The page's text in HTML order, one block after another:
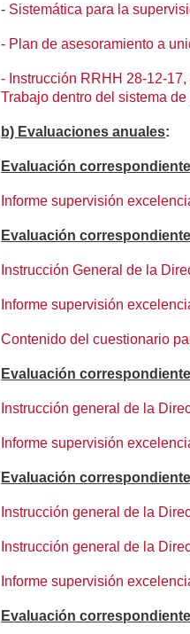
- Sistemática para la
- Plan de asesoramiento a
- Instrucción RRHH 28-12-
Trabajo dentro del sistema
b) Evaluaciones anuales:
Evaluación
Informe supervisión
Evaluación
Instrucción General de la
Informe supervisión
Contenido del cuestionario
Evaluación
Instrucción general de la
Informe supervisión
Evaluación
Instrucción general de la
Instrucción general de la
Informe supervisión
Evaluación